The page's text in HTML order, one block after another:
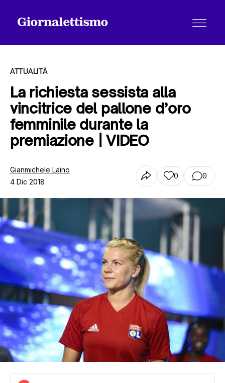
Tutti gli articoli
Chi siamo
ATTUALITÀ
La richiesta sessista alla
vincitrice del pallone d’oro
femminile durante la
premiazione | VIDEO
Gianmichele Laino
4 Dic 2018
0 0